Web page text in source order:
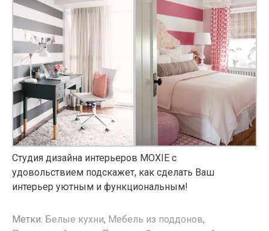
Студия дизайна интерьеров MOXIE с
удовольствием подскажет, как сделать Ваш
интерьер уютным и функциональным!
Метки: Белые кухни, Мебель из поддонов,